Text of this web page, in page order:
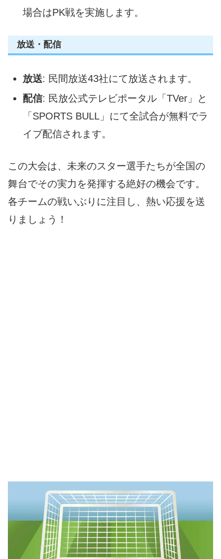
場合はPK戦を実施します。
放送・配信
放送: 民間放送43社にて放送されます。
配信: 民放公式テレビポータル「TVer」と
「SPORTS BULL」にて全試合が無料でラ
イブ配信されます。
この大会は、未来のスター選手たちが全国の
舞台でその実力を発揮する絶好の機会です。
各チームの戦いぶりに注目し、熱い応援を送
りましょう！